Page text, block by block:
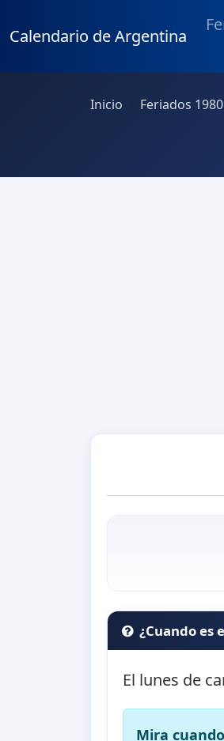
Calendario de Argentina
Inicio Feriados 1980
¿Cuando es
El lunes de
Mira